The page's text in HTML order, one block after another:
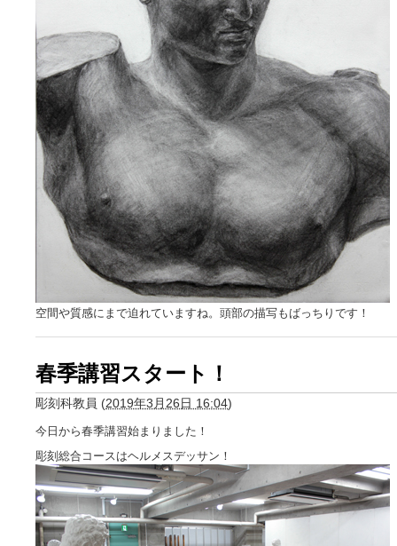
空間や質感にまで迫れていますね。頭部の描写もばっちりです！
春季講習スタート！
彫刻科教員 (2019年3月26日 16:04)
今日から春季講習始まりました！
彫刻総合コースはヘルメスデッサン！